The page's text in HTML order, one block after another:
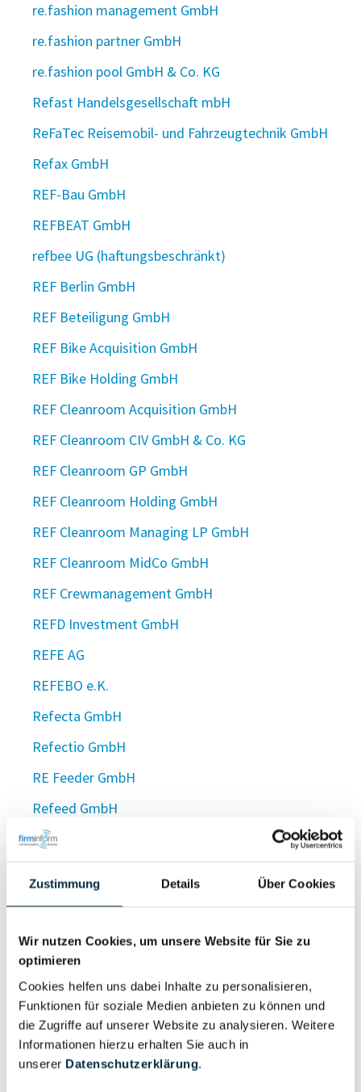
Zustimmung Details Über Cookies
Wir nutzen Cookies, um unsere Website für Sie zu
optimieren
Cookies helfen uns dabei Inhalte zu personalisieren,
Funktionen für soziale Medien anbieten zu können und
die Zugriffe auf unserer Website zu analysieren. Weitere
Informationen hierzu erhalten Sie auch in
unserer Datenschutzerklärung.
re.fashion management GmbH
re.fashion partner GmbH
re.fashion pool GmbH & Co. KG
Refast Handelsgesellschaft mbH
ReFaTec Reisemobil- und Fahrzeugtechnik GmbH
Refax GmbH
REF-Bau GmbH
REFBEAT GmbH
refbee UG (haftungsbeschränkt)
REF Berlin GmbH
REF Beteiligung GmbH
REF Bike Acquisition GmbH
REF Bike Holding GmbH
REF Cleanroom Acquisition GmbH
REF Cleanroom CIV GmbH & Co. KG
REF Cleanroom GP GmbH
REF Cleanroom Holding GmbH
REF Cleanroom Managing LP GmbH
REF Cleanroom MidCo GmbH
REF Crewmanagement GmbH
REFD Investment GmbH
REFE AG
REFEBO e.K.
Refecta GmbH
Refectio GmbH
RE Feeder GmbH
Refeed GmbH
Refeka reloaded GmbH
(haftungsbeschränkt)
Refektorium - Kloster Veßra UG
(haftungsbeschränkt)
ReFel Holding GmbH
REFEO SOLUTIONS GmbH